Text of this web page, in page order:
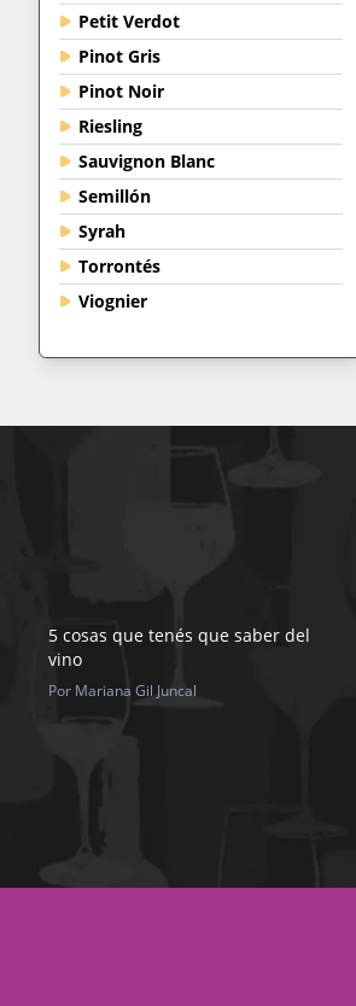
Petit Verdot
Pinot Gris
Pinot Noir
Riesling
Sauvignon Blanc
Semillón
Syrah
Torrontés
Viognier
5 cosas que tenés que saber del
vino
Por Mariana Gil Juncal